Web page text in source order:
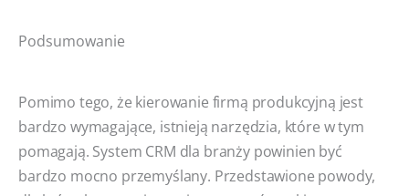
Podsumowanie
Pomimo tego, że kierowanie firmą produkcyjną jest
bardzo wymagające, istnieją narzędzia, które w tym
pomagają. System CRM dla branży powinien być
bardzo mocno przemyślany. Przedstawione powody,